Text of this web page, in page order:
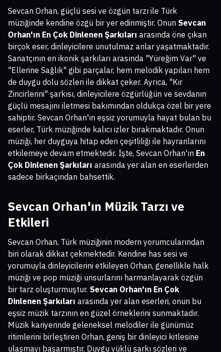
Sevcan Orhan, güçlü sesi ve özgün tarzı ile Türk
müziğinde kendine özgü bir yer edinmiştir. Onun Sevcan
Orhan'ın En Çok Dinlenen Şarkıları arasında öne çıkan
birçok eser, dinleyicilere unutulmaz anlar yaşatmaktadır.
Sanatçının en ikonik şarkıları arasında "Yüreğim Var" ve
"Ellerine Sağlık" gibi parçalar, hem melodik yapıları hem
de duygu dolu sözleri ile dikkat çeker. Ayrıca, "Kır
Zincirlerini" şarkısı, dinleyicilere özgürlüğün ve sevdanın
güçlü mesajını iletmesi bakımından oldukça özel bir yere
sahiptir. Sevcan Orhan'ın eşsiz yorumuyla hayat bulan bu
eserler, Türk müziğinde kalıcı izler bırakmaktadır. Onun
müziği, her duyguya hitap eden çeşitliliği ile hayranlarını
etkilemeye devam etmektedir. İşte, Sevcan Orhan'ın En
Çok Dinlenen Şarkıları arasında yer alan en eserlerden
sadece birkaçından bahsettik.
Sevcan Orhan'ın Müzik Tarzı ve
Etkileri
Sevcan Orhan, Türk müziğinin modern yorumcularından
biri olarak dikkat çekmektedir. Kendine has sesi ve
yorumuyla dinleyicilerini etkileyen Orhan, genellikle halk
müziği ve pop müziği unsurlarını harmanlayarak özgün
bir tarz oluşturmuştur. Sevcan Orhan'ın En Çok
Dinlenen Şarkıları arasında yer alan eserleri, onun bu
eşsiz müzik tarzının en güzel örneklerini sunmaktadır.
Müzik kariyerinde geleneksel melodiler ile günümüz
ritimlerini birleştiren Orhan, geniş bir dinleyici kitlesine
ulaşmayı başarmıştır. Duygu yüklü şarkı sözleri ve